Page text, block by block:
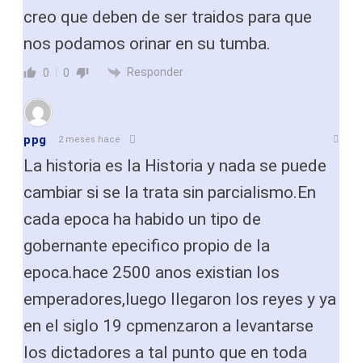
creo que deben de ser traidos para que
nos podamos orinar en su tumba.
0 0 Responder
ppg 2 meses hace
La historia es la Historia y nada se puede
cambiar si se la trata sin parcialismo.En
cada epoca ha habido un tipo de
gobernante epecifico propio de la
epoca.hace 2500 anos existian los
emperadores,luego llegaron los reyes y ya
en el siglo 19 cpmenzaron a levantarse
los dictadores a tal punto que en toda